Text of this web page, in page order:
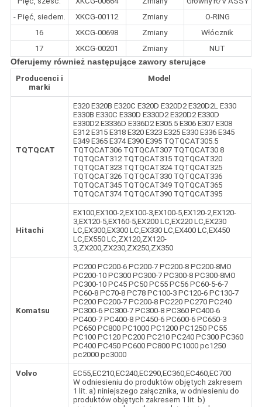
- Pięć, siedem.
XKCG-00112 Zmiany
O-RING
16
XKCG-00698 Zmiany
Włócznik
17
XKCG-00201 Zmiany NUT
Oferujemy również następujące zawory sterujące
Producenci i
marki
Model
TQTQCAT
E320 E320B E320C E320D E320D2 E320D2L E330
E330B E330C E330D E330D2 E320D2 E330D
E330D2 E3336D E336D2 E305.5 E306 E307 E308
E312 E315 E318 E320 E323 E325 E330 E336 E345
E349 E365 E374 E390 E395 TQTQCAT305.5
TQTQCAT306 TQTQCAT307 TQTQCAT30 8
TQTQCAT312 TQTQCAT315 TQTQCAT320
TQTQCAT323 TQTQCAT324 TQTQCAT325
TQTQCAT326 TQTQCAT330 TQTQCAT336
TQTQCAT345 TQTQCAT349 TQTQCAT365
TQTQCAT374 TQTQCAT390 TQTQCAT395
Hitachi
EX100,EX100-2,EX100-3,EX100-5,EX120-2,EX120-
3,EX120-5,EX160-5,EX200 LC,EX220 LC,EX230
LC,EX300,EX300 LC,EX330 LC,EX400 LC,EX450
LC,EX550 LC,ZX120,ZX120-
3,ZX200,ZX230,ZX250,ZX350
Komatsu
PC200 PC200-6 PC200-7 PC200-8 PC200-8MO
PC200-10 PC300 PC300-7 PC300-8 PC300-8MO
PC300-10 PC45 PC50 PC55 PC56 PC60-5-6-7
PC60-8 PC70-8 PC78 PC100-3 PC120-6 PC130-7
PC200 PC200-7 PC200-8 PC220 PC270 PC240
PC300-6 PC300-7 PC300-8 PC360 PC400-6
PC400-7 PC400-8 PC450-6 PC600-6 PC650-3
PC650 PC800 PC1000 PC1200 PC1250 PC55
PC100 PC120 PC200 PC210 PC240 PC300 PC360
PC400 PC450 PC600 PC800 PC1000 pc1250
pc2000 pc3000
Volvo
EC55,EC210,EC240,EC290,EC360,EC460,EC700
W odniesieniu do produktów objętych zakresem
1 lit. a) niniejszego załącznika, w odniesieniu do
produktów objętych zakresem 1 lit. b)